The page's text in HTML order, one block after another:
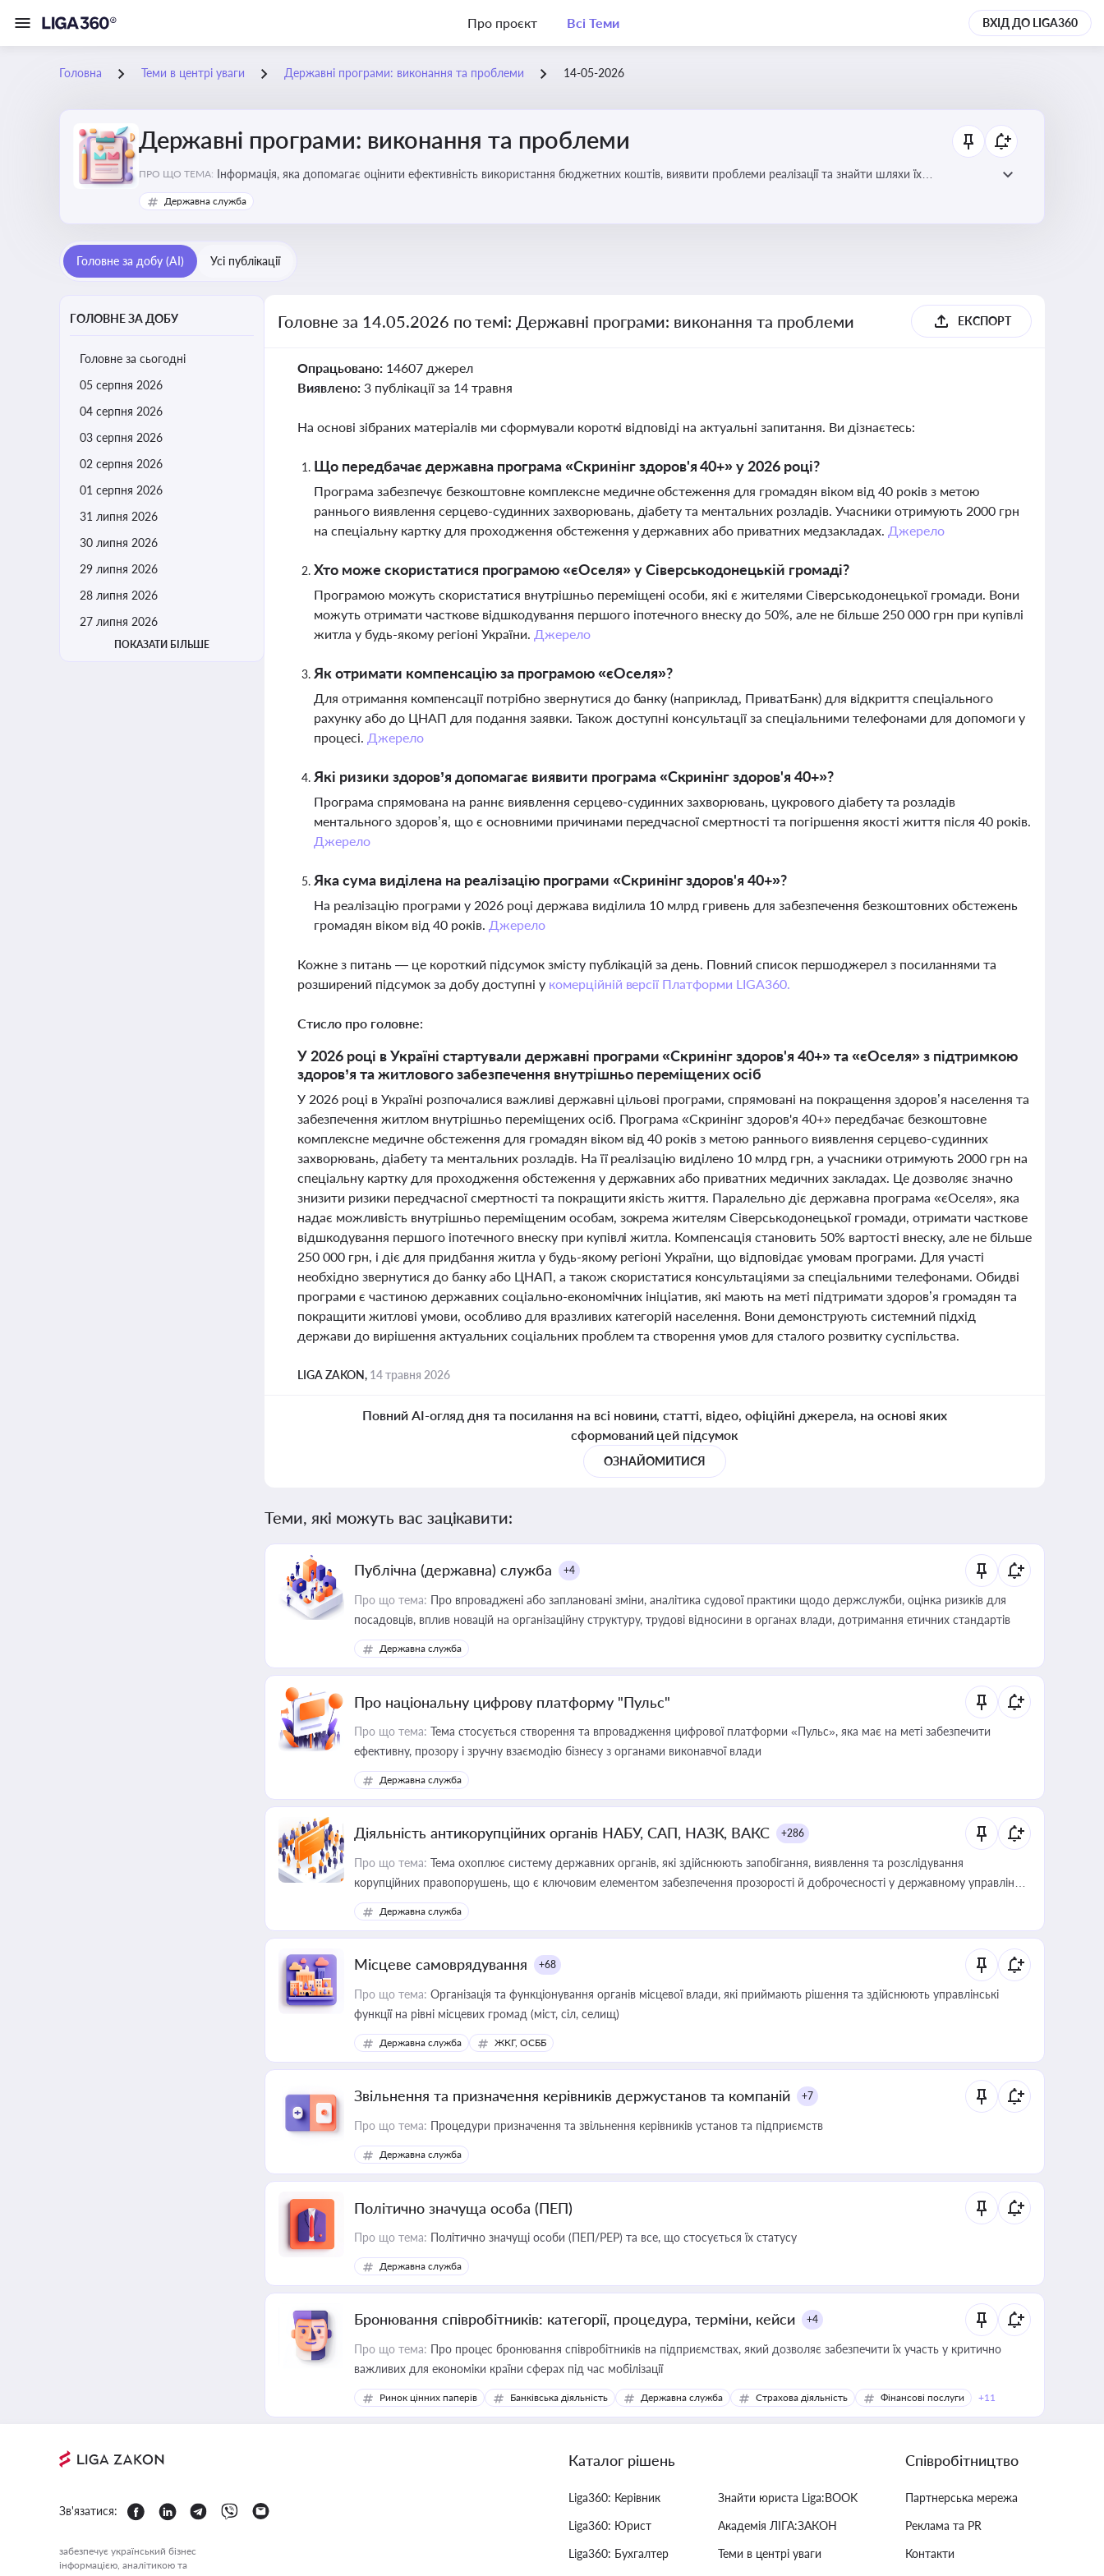
Про проєкт Всі Теми ВХІД ДО LIGA360
Головна Теми в центрі уваги Державні програми: виконання та проблеми 14-05-2026
Державні програми: виконання та проблеми
ПРО ЩО ТЕМА: Інформація, яка допомагає оцінити ефективність використання бюджетних коштів, виявити проблеми реалізації та знайти шляхи їх
удосконалення
Державна служба
Головне за добу (AI) Усі публікації
ГОЛОВНЕ ЗА ДОБУ
Головне за сьогодні
05 серпня 2026
04 серпня 2026
03 серпня 2026
02 серпня 2026
01 серпня 2026
31 липня 2026
30 липня 2026
29 липня 2026
28 липня 2026
27 липня 2026
ПОКАЗАТИ БІЛЬШЕ
Головне за 14.05.2026 по темі: Державні програми: виконання та проблеми ЕКСПОРТ
Опрацьовано: 14607 джерел
Виявлено: 3 публікації за 14 травня
На основі зібраних матеріалів ми сформували короткі відповіді на актуальні запитання. Ви дізнаєтесь:
Що передбачає державна програма «Скринінг здоров'я 40+» у 2026 році?
Програма забезпечує безкоштовне комплексне медичне обстеження для громадян віком від 40 років з метою
раннього виявлення серцево-судинних захворювань, діабету та ментальних розладів. Учасники отримують 2000 грн
на спеціальну картку для проходження обстеження у державних або приватних медзакладах. Джерело
Хто може скористатися програмою «єОселя» у Сіверськодонецькій громаді?
Програмою можуть скористатися внутрішньо переміщені особи, які є жителями Сіверськодонецької громади. Вони
можуть отримати часткове відшкодування першого іпотечного внеску до 50%, але не більше 250 000 грн при купівлі
житла у будь-якому регіоні України. Джерело
Як отримати компенсацію за програмою «єОселя»?
Для отримання компенсації потрібно звернутися до банку (наприклад, ПриватБанк) для відкриття спеціального
рахунку або до ЦНАП для подання заявки. Також доступні консультації за спеціальними телефонами для допомоги у
процесі. Джерело
Які ризики здоров’я допомагає виявити програма «Скринінг здоров'я 40+»?
Програма спрямована на раннє виявлення серцево-судинних захворювань, цукрового діабету та розладів
ментального здоров’я, що є основними причинами передчасної смертності та погіршення якості життя після 40 років.
Джерело
Яка сума виділена на реалізацію програми «Скринінг здоров'я 40+»?
На реалізацію програми у 2026 році держава виділила 10 млрд гривень для забезпечення безкоштовних обстежень
громадян віком від 40 років. Джерело
Кожне з питань — це короткий підсумок змісту публікацій за день. Повний список першоджерел з посиланнями та
розширений підсумок за добу доступні у комерційній версії Платформи LIGA360.
Стисло про головне:
У 2026 році в Україні стартували державні програми «Скринінг здоров'я 40+» та «єОселя» з підтримкою
здоров’я та житлового забезпечення внутрішньо переміщених осіб
У 2026 році в Україні розпочалися важливі державні цільові програми, спрямовані на покращення здоров’я населення та
забезпечення житлом внутрішньо переміщених осіб. Програма «Скринінг здоров'я 40+» передбачає безкоштовне
комплексне медичне обстеження для громадян віком від 40 років з метою раннього виявлення серцево-судинних
захворювань, діабету та ментальних розладів. На її реалізацію виділено 10 млрд грн, а учасники отримують 2000 грн на
спеціальну картку для проходження обстеження у державних або приватних медичних закладах. Це дозволяє значно
знизити ризики передчасної смертності та покращити якість життя. Паралельно діє державна програма «єОселя», яка
надає можливість внутрішньо переміщеним особам, зокрема жителям Сіверськодонецької громади, отримати часткове
відшкодування першого іпотечного внеску при купівлі житла. Компенсація становить 50% вартості внеску, але не більше
250 000 грн, і діє для придбання житла у будь-якому регіоні України, що відповідає умовам програми. Для участі
необхідно звернутися до банку або ЦНАП, а також скористатися консультаціями за спеціальними телефонами. Обидві
програми є частиною державних соціально-економічних ініціатив, які мають на меті підтримати здоров’я громадян та
покращити житлові умови, особливо для вразливих категорій населення. Вони демонструють системний підхід
держави до вирішення актуальних соціальних проблем та створення умов для сталого розвитку суспільства.
LIGA ZAKON, 14 травня 2026
Повний AI-огляд дня та посилання на всі новини, статті, відео, офіційні джерела, на основі яких
сформований цей підсумок
ОЗНАЙОМИТИСЯ
Теми, які можуть вас зацікавити:
Публічна (державна) служба +4
Про що тема: Про впроваджені або заплановані зміни, аналітика судової практики щодо держслужби, оцінка ризиків для
посадовців, вплив новацій на організаційну структуру, трудові відносини в органах влади, дотримання етичних стандартів
Державна служба
Про національну цифрову платформу "Пульс"
Про що тема: Тема стосується створення та впровадження цифрової платформи «Пульс», яка має на меті забезпечити
ефективну, прозору і зручну взаємодію бізнесу з органами виконавчої влади
Державна служба
Діяльність антикорупційних органів НАБУ, САП, НАЗК, ВАКС +286
Про що тема: Тема охоплює систему державних органів, які здійснюють запобігання, виявлення та розслідування
корупційних правопорушень, що є ключовим елементом забезпечення прозорості й доброчесності у державному управлінні
та бізнесі
Державна служба
Місцеве самоврядування +68
Про що тема: Організація та функціонування органів місцевої влади, які приймають рішення та здійснюють управлінські
функції на рівні місцевих громад (міст, сіл, селищ)
Державна служба ЖКГ, ОСББ
Звільнення та призначення керівників держустанов та компаній +7
Про що тема: Процедури призначення та звільнення керівників установ та підприємств
Державна служба
Політично значуща особа (ПЕП)
Про що тема: Політично значущі особи (ПЕП/PEP) та все, що стосується їх статусу
Державна служба
Бронювання співробітників: категорії, процедура, терміни, кейси +4
Про що тема: Про процес бронювання співробітників на підприємствах, який дозволяє забезпечити їх участь у критично
важливих для економіки країни сферах під час мобілізації
Ринок цінних паперів Банківська діяльність Державна служба Страхова діяльність Фінансові послуги +11
Зв'язатися:
забезпечує український бізнес
інформацією, аналітикою та
Каталог рішень
Liga360: Керівник
Liga360: Юрист
Liga360: Бухгалтер
Знайти юриста Liga:BOOK
Академія ЛІГА:ЗАКОН
Теми в центрі уваги
Співробітництво
Партнерська мережа
Реклама та PR
Контакти